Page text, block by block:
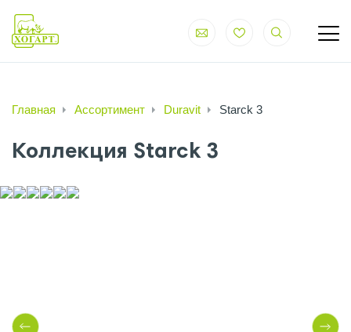
Главная Ассортимент Duravit Starck 3
Коллекция Starck 3